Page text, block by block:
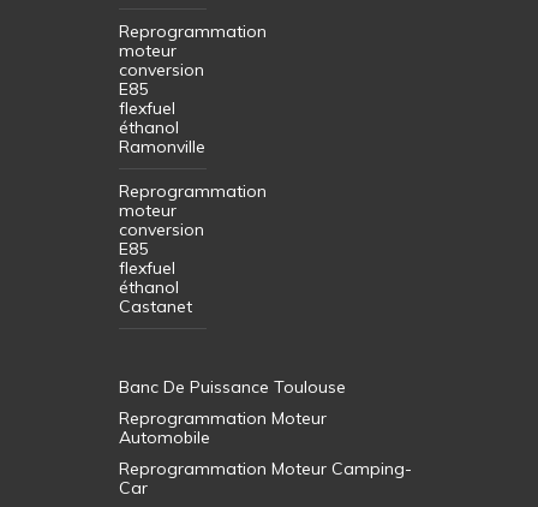
Reprogrammation
moteur
conversion
E85
flexfuel
éthanol
Ramonville
Reprogrammation
moteur
conversion
E85
flexfuel
éthanol
Castanet
Banc De Puissance Toulouse
Reprogrammation Moteur
Automobile
Reprogrammation Moteur Camping-
Car